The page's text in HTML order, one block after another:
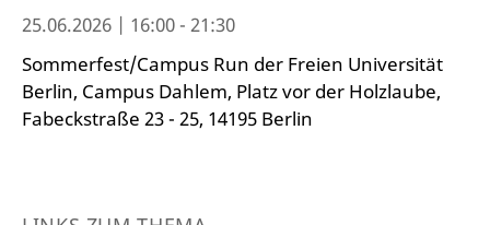
25.06.2026 | 16:00 - 21:30
Sommerfest/Campus Run der Freien Universität
Berlin, Campus Dahlem, Platz vor der Holzlaube,
Fabeckstraße 23 - 25, 14195 Berlin